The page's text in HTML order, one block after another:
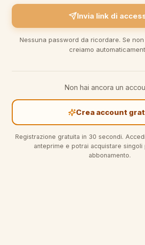
Invia link di
Nessuna password da ricordare. Se
creiamo
Non hai ancora un
Crea account
Registrazione gratuita in 30 secondi.
anteprime e potrai acquistare singoli
abbonamento.